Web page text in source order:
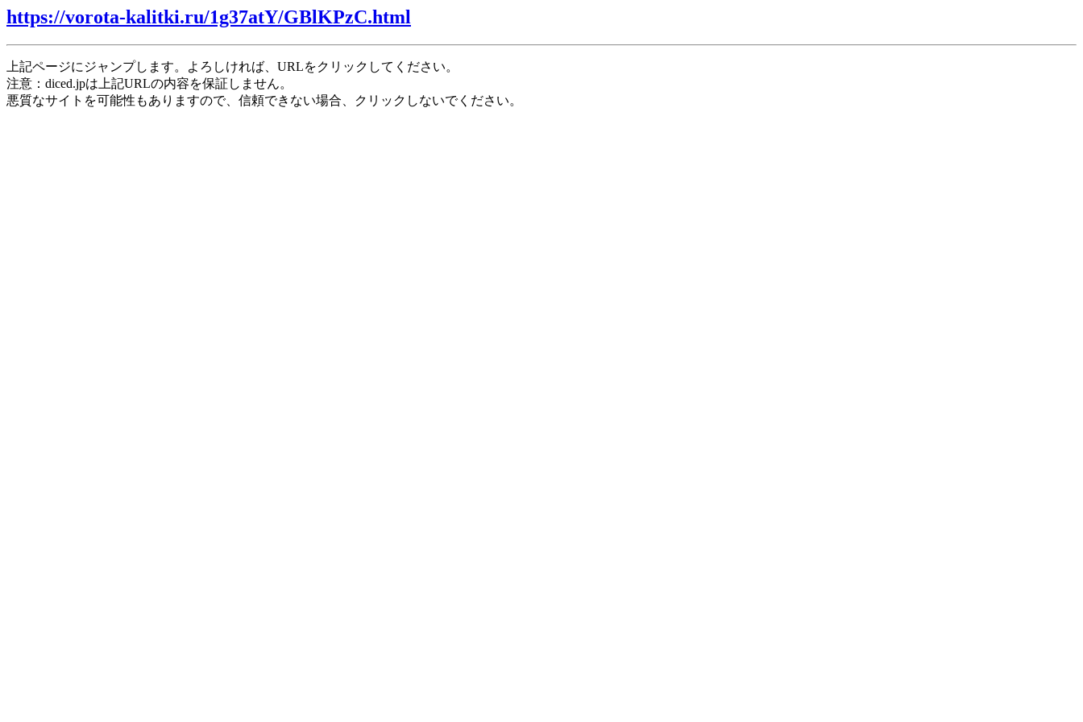
https://vorota-kalitki.ru/1g37atY/GBlKPzC.html
上記ページにジャンプします。よろしければ、URLをクリックしてください。
注意：diced.jpは上記URLの内容を保証しません。
悪質なサイトを可能性もありますので、信頼できない場合、クリックしないでください。